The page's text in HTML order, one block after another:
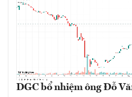
DGC bổ nhiệm ông Đỗ